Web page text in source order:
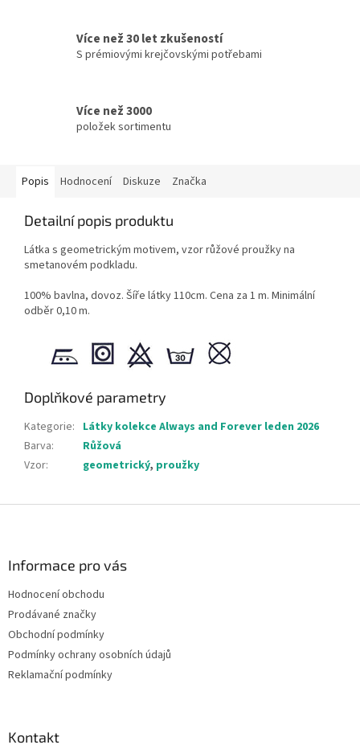
Více než 30 let zkušeností
S prémiovými krejčovskými potřebami
Více než 3000
položek sortimentu
Popis Hodnocení Diskuze Značka
Detailní popis produktu
Látka s geometrickým motivem, vzor růžové proužky na
smetanovém podkladu.
100% bavlna, dovoz. Šíře látky 110cm. Cena za 1 m. Minimální
odběr 0,10 m.
Doplňkové parametry
Kategorie: Látky kolekce Always and Forever leden 2026
Barva:
Růžová
Vzor: geometrický, proužky
Informace pro vás
Hodnocení obchodu
Prodávané značky
Obchodní podmínky
Podmínky ochrany osobních údajů
Reklamační podmínky
Kontakt